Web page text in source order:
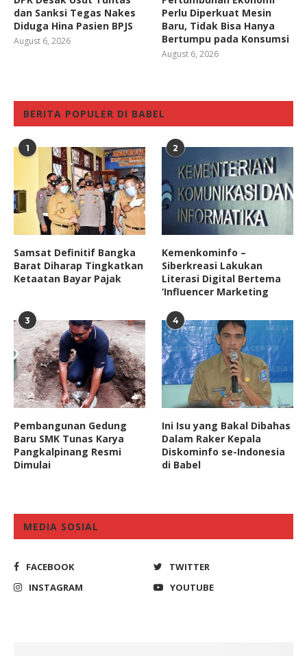
dan Sanksi Tegas Nakes
Diduga Hina Pasien BPJS
August 6, 2026
Perlu Diperkuat Mesin
Baru, Tidak Bisa Hanya
Bertumpu pada Konsumsi
August 6, 2026
BERITA POPULER DI BABEL
1
Samsat Definitif Bangka
Barat Diharap Tingkatkan
Ketaatan Bayar Pajak
2
Kemenkominfo –
Siberkreasi Lakukan
Literasi Digital Bertema
‘Influencer Marketing
3
Pembangunan Gedung
Baru SMK Tunas Karya
Pangkalpinang Resmi
Dimulai
4
Ini Isu yang Bakal Dibahas
Dalam Raker Kepala
Diskominfo se-Indonesia
di Babel
MEDIA SOSIAL
FACEBOOK
TWITTER
INSTAGRAM
YOUTUBE